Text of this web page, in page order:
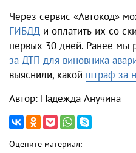
Через сервис «Автокод»
ГИБДД и оплатить их со
первых 30 дней. Ранее мы
за ДТП для виновника
выяснили, какой штраф за
Автор: Надежда Анучина
Оцените материал: